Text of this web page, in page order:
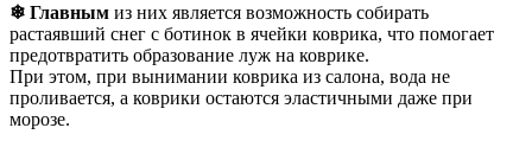
❄ Главным из них является возможность собирать
растаявший снег с ботинок в ячейки коврика, что помогает
предотвратить образование луж на коврике.
При этом, при вынимании коврика из салона, вода не
проливается, а коврики остаются эластичными даже при
морозе.